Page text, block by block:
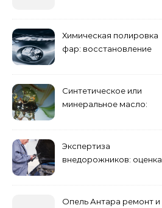
Химическая полировка
фар: восстановление
Синтетическое или
минеральное масло:
Экспертиза
внедорожников: оценка
Опель Антара ремонт и